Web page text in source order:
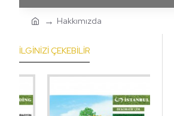
Hakkımızda
İLGINIZI ÇEKEBILIR